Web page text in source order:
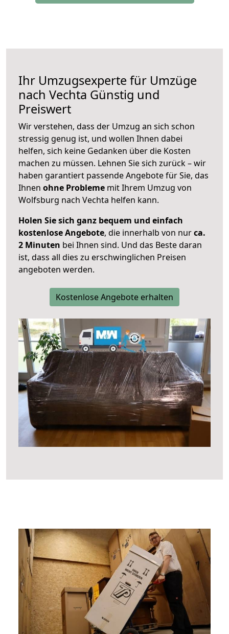
Ihr Umzugsexperte für Umzüge
nach Vechta Günstig und
Preiswert
Wir verstehen, dass der Umzug an sich schon
stressig genug ist, und wollen Ihnen dabei
helfen, sich keine Gedanken über die Kosten
machen zu müssen. Lehnen Sie sich zurück – wir
haben garantiert passende Angebote für Sie, das
Ihnen ohne Probleme mit Ihrem Umzug von
Wolfsburg nach Vechta helfen kann.
Holen Sie sich ganz bequem und einfach
kostenlose Angebote, die innerhalb von nurca.
2 Minuten bei Ihnen sind. Und das Beste daran
ist, dass all dies zu erschwinglichen Preisen
angeboten werden.
Kostenlose Angebote erhalten